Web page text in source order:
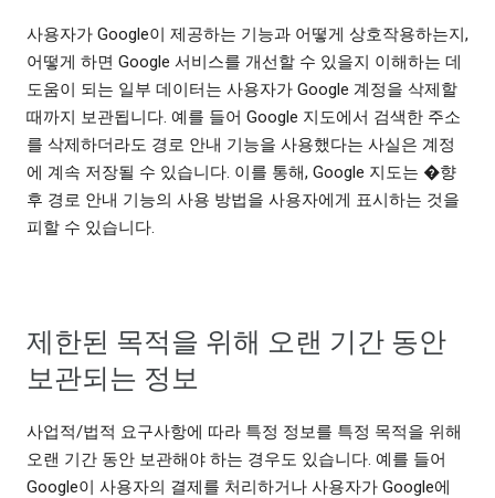
사용자가 Google이 제공하는 기능과 어떻게 상호작용하는지,
어떻게 하면 Google 서비스를 개선할 수 있을지 이해하는 데
도움이 되는 일부 데이터는 사용자가 Google 계정을 삭제할
때까지 보관됩니다. 예를 들어 Google 지도에서 검색한 주소
를 삭제하더라도 경로 안내 기능을 사용했다는 사실은 계정
에 계속 저장될 수 있습니다. 이를 통해, Google 지도는 �향
후 경로 안내 기능의 사용 방법을 사용자에게 표시하는 것을
피할 수 있습니다.
제한된 목적을 위해 오랜 기간 동안
보관되는 정보
사업적/법적 요구사항에 따라 특정 정보를 특정 목적을 위해
오랜 기간 동안 보관해야 하는 경우도 있습니다. 예를 들어
Google이 사용자의 결제를 처리하거나 사용자가 Google에